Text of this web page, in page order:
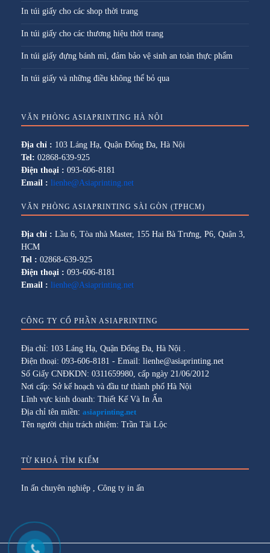
In túi giấy cho các shop thời trang
In túi giấy cho các thương hiệu thời trang
In túi giấy đựng bánh mì, đảm bảo vệ sinh an toàn thực phẩm
In túi giấy và những điều không thể bỏ qua
VĂN PHÒNG ASIAPRINTING HÀ NỘI
Địa chỉ : 103 Láng Hạ, Quận Đống Đa, Hà Nội
Tel: 02868-639-925
Điện thoại : 093-606-8181
Email : lienhe@Asiaprinting.net
VĂN PHÒNG ASIAPRINTING SÀI GÒN (TPHCM)
Địa chỉ : Lầu 6, Tòa nhà Master, 155 Hai Bà Trưng, P6, Quận 3,
HCM
Tel : 02868-639-925
Điện thoại : 093-606-8181
Email : lienhe@Asiaprinting.net
CÔNG TY CỔ PHẦN ASIAPRINTING
Địa chỉ: 103 Láng Hạ, Quận Đống Đa, Hà Nội .
Điện thoại: 093-606-8181 - Email: lienhe@asiaprinting.net
Số Giấy CNĐKDN: 0311659980, cấp ngày 21/06/2012
Nơi cấp: Sở kế hoạch và đầu tư thành phố Hà Nội
Lĩnh vực kinh doanh: Thiết Kế Và In Ấn
Địa chỉ tên miền: asiaprinting.net
Tên người chịu trách nhiệm: Trần Tài Lộc
TỪ KHOÁ TÌM KIẾM
In ấn chuyên nghiệp Công ty in ấn